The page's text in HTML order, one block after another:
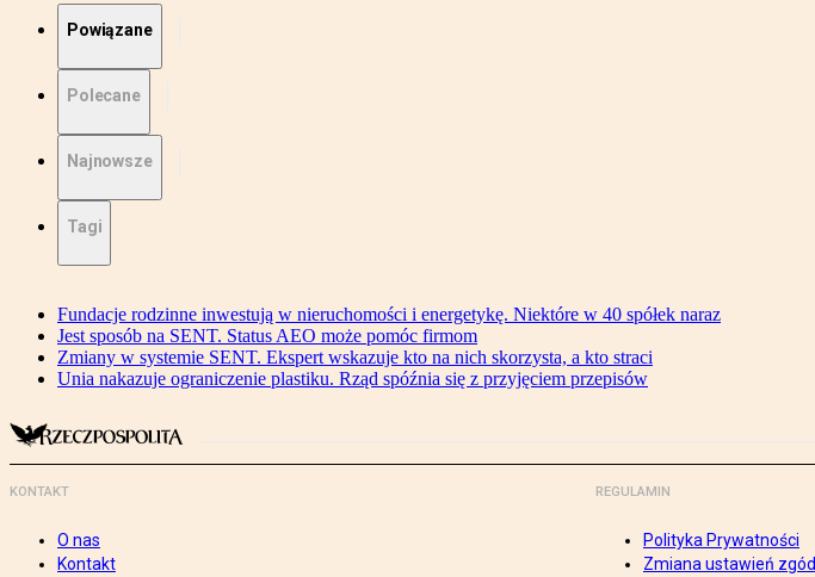
Powiązane
Polecane
Najnowsze
Tagi
Fundacje rodzinne inwestują w nieruchomości i energetykę. Niektóre w 40 spółek naraz
Jest sposób na SENT. Status AEO może pomóc firmom
Zmiany w systemie SENT. Ekspert wskazuje kto na nich skorzysta, a kto straci
Unia nakazuje ograniczenie plastiku. Rząd spóźnia się z przyjęciem przepisów
KONTAKT
O nas
Kontakt
REGULAMIN
Polityka Prywatności
Zmiana ustawień zgód